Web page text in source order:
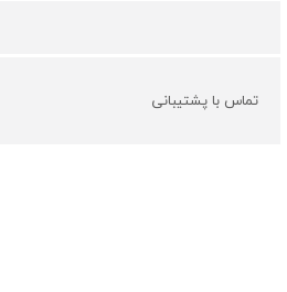
تماس با پشتیبانی